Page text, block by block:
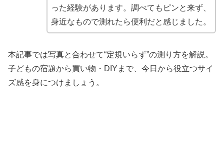
った経験があります。調べてもピンと来ず、
身近なもので測れたら便利だと感じました。
本記事では写真と合わせて“定規いらず”の測り方を解説。
子どもの宿題から買い物・DIYまで、今日から役立つサイ
ズ感を身につけましょう。